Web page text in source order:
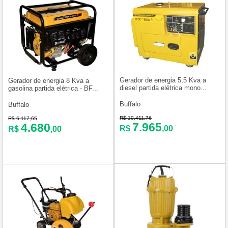
Gerador de energia 8 Kva a
gasolina partida elétrica - BF...
Buffalo
R$ 6.117,65
R$ 4.680,00
Gerador de energia 5,5 Kva a
diesel partida elétrica mono...
Buffalo
R$ 10.411,76
R$ 7.965,00